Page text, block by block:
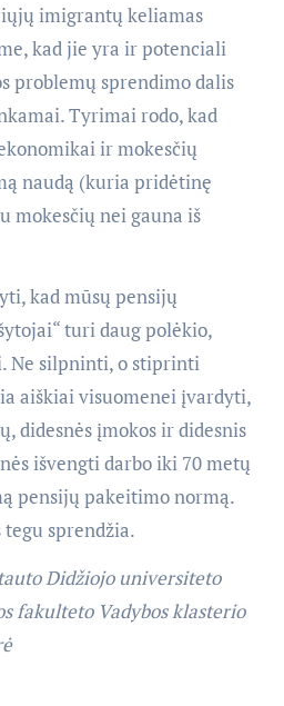
imigrantų keliamas
kad jie yra ir potenciali
problemų sprendimo dalis
Tyrimai rodo, kad
ir mokesčių
naudą (kuria pridėtinę
mokesčių nei gauna iš
kad mūsų pensijų
turi daug polėkio,
Ne silpninti, o stiprinti
aiškiai visuomenei įvardyti,
didesnės įmokos ir didesnis
išvengti darbo iki 70 metų
pensijų pakeitimo normą.
sprendžia.
Didžiojo universiteto
fakulteto Vadybos klasterio